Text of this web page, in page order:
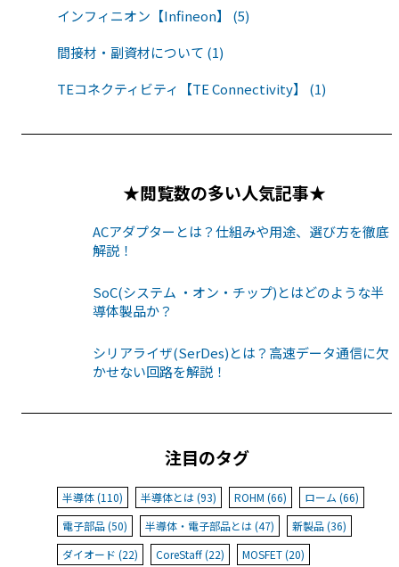
インフィニオン【Infineon】 (5)
間接材・副資材について (1)
TEコネクティビティ【TE Connectivity】 (1)
★閲覧数の多い人気記事★
ACアダプターとは？仕組みや用途、選び方を徹底
解説！
SoC(システム ・オン・チップ)とはどのような半
導体製品か？
シリアライザ(SerDes)とは？高速データ通信に欠
かせない回路を解説！
注目のタグ
半導体 (110) 半導体とは (93) ROHM (66)
ローム (66)
電子部品 (50)
半導体・電子部品とは (47)
新製品 (36)
ダイオード (22)
CoreStaff (22)
MOSFET (20)